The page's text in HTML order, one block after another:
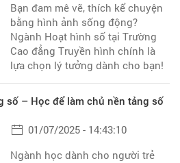
Bạn đam mê vẽ, thích kể chuyện
bằng hình ảnh sống động?
Ngành Hoạt hình số tại Trường
Cao đẳng Truyền hình chính là
lựa chọn lý tưởng dành cho bạn!
số – Học để làm chủ nền tảng số
01/07/2025 - 14:43:10
Ngành học dành cho người trẻ